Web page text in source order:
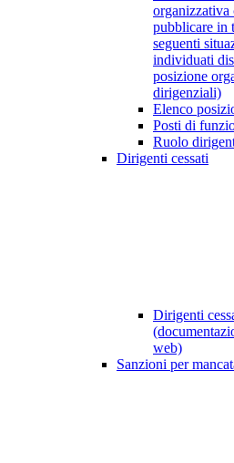
pubblicare in
seguenti
individuati
posizione
dirigenziali)
Elenco
Posti di
Ruolo
Dirigenti cessati
Dirigenti
web)
Sanzioni per